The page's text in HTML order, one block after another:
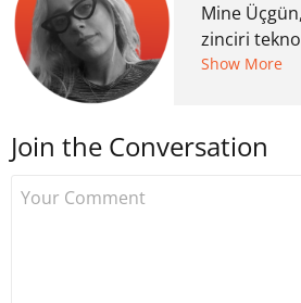
Mine
zinciri
haber
gelen basın
Show More
Join the Conversation